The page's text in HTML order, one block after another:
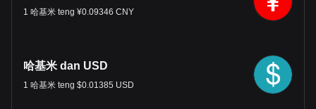
1 哈基米 teng ¥0.09346 CNY
哈基米 dan USD
1 哈基米 teng $0.01385 USD